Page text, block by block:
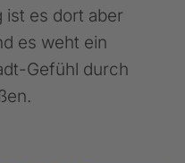
ist es dort aber
es weht ein
Gefühl durch